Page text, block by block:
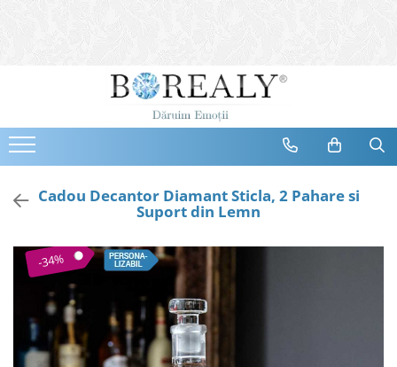
Bijuterii
Cercei
Bratari
Coliere
Tiare
Destinatari
Bijuterii Femei
Bijuterii Copii
Bijuterii Mirese
Cadou Decantor Diamant Sticla, 2 Pahare si
Suport din Lemn
-34%